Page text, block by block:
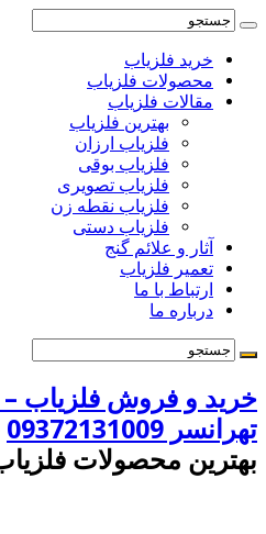
خرید فلزیاب
محصولات فلزیاب
مقالات فلزیاب
بهترین فلزیاب
فلزیاب ارزان
فلزیاب بوقی
فلزیاب تصویری
فلزیاب نقطه زن
فلزیاب دستی
آثار و علائم گنج
تعمیر فلزیاب
ارتباط با ما
درباره ما
خرید و فروش فلزیاب
تهرانسر 09372131009
بهترین محصولات